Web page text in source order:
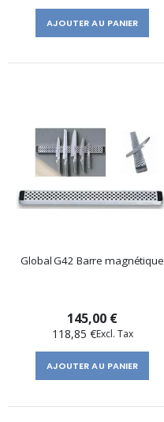
AJOUTER AU PANIER
Global G42 Barre magnétique
145,00 €
118,85 €
AJOUTER AU PANIER